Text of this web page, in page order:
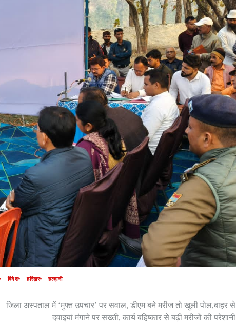
विदेश हरिद्वार हल्द्वानी
जिला अस्पताल में ‘मुफ्त उपचार’ पर सवाल, डीएम बने मरीज तो खुली पोल,बाहर से
दवाइयां मंगाने पर सख्ती, कार्य बहिष्कार से बढ़ी मरीजों की परेशानी